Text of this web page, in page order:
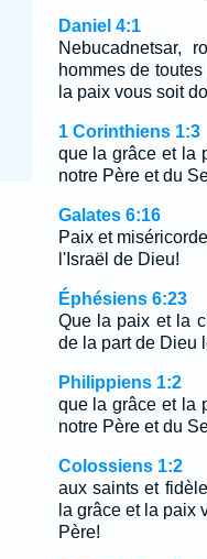
Daniel 4:1
Nebucadnetsar,
hommes de
la paix vous soit
1 Corinthiens 1:3
que la grâce et la
notre Père et du
Galates 6:16
Paix et
l'Israël de Dieu!
Éphésiens 6:23
Que la paix et la
de la part de Dieu
Philippiens 1:2
que la grâce et la
notre Père et du
Colossiens 1:2
aux saints et
la grâce et la paix
Père!